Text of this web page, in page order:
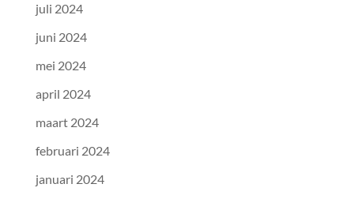
juli 2024
juni 2024
mei 2024
april 2024
maart 2024
februari 2024
januari 2024